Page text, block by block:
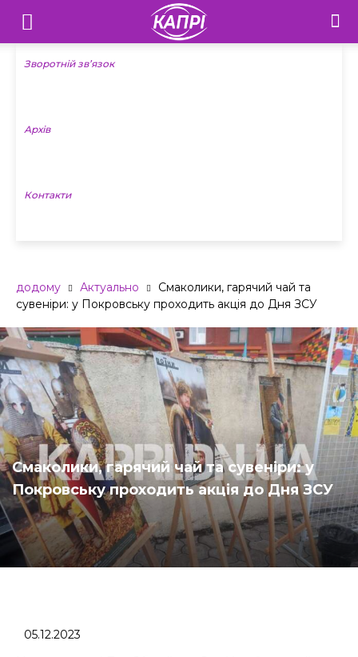
Телебачення
«Капрі»
Новини
Зворотній зв’язок
Архів
Контакти
додому Актуально
Смаколики, гарячий чай та
сувеніри: у Покровську проходить акція до Дня ЗСУ
Смаколики, гарячий чай та сувеніри: у
Покровську проходить акція до Дня ЗСУ
05.12.2023